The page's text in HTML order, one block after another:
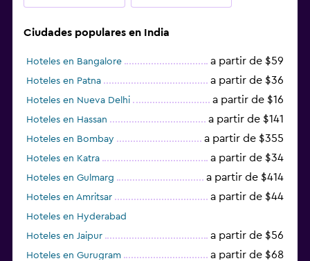
Ciudades populares en India
Hoteles en Bangalore a partir de $59
Hoteles en Patna a partir de $36
Hoteles en Nueva Delhi a partir de $16
Hoteles en Hassan a partir de $141
Hoteles en Bombay a partir de $355
Hoteles en Katra a partir de $34
Hoteles en Gulmarg a partir de $414
Hoteles en Amritsar a partir de $44
Hoteles en Hyderabad
Hoteles en Jaipur
a partir de $56
Hoteles en Gurugram a partir de $68